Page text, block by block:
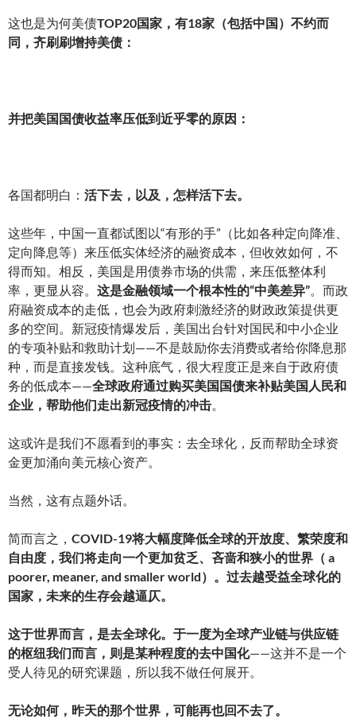
这也是为何美债TOP20国家，有18家（包括中国）不约而
同，齐刷刷增持美债：
并把美国国债收益率压低到近乎零的原因：
各国都明白： 活下去，以及，怎样活下去。
这些年，中国一直都试图以“有形的手”（比如各种定向降准、
定向降息等）来压低实体经济的融资成本，但收效如何，不
得而知。相反，美国是用债券市场的供需，来压低整体利
率，更显从容。 这是金融领域一个根本性的“中美差异”。而政
府融资成本的走低，也会为政府刺激经济的财政政策提供更
多的空间。新冠疫情爆发后，美国出台针对国民和中小企业
的专项补贴和救助计划——不是鼓励你去消费或者给你降息那
种，而是直接发钱。这种底气，很大程度正是来自于政府债
务的低成本——全球政府通过购买美国国债来补贴美国人民和
企业，帮助他们走出新冠疫情的冲击。
这或许是我们不愿看到的事实：去全球化，反而帮助全球资
金更加涌向美元核心资产。
当然，这有点题外话。
简而言之， COVID-19将大幅度降低全球的开放度、繁荣度和
自由度，我们将走向一个更加贫乏、吝啬和狭小的世界（ a
poorer, meaner, and smaller world）。过去越受益全球化的
国家，未来的生存会越逼仄。
这于世界而言，是去全球化。于一度为全球产业链与供应链
的枢纽我们而言，则是某种程度的去中国化——这并不是一个
受人待见的研究课题，所以我不做任何展开。
无论如何，昨天的那个世界，可能再也回不去了。